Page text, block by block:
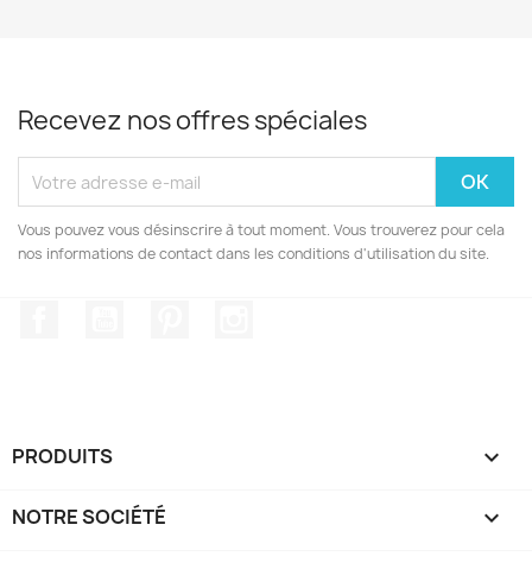
Recevez nos offres spéciales
Vous pouvez vous désinscrire à tout moment. Vous trouverez pour cela
nos informations de contact dans les conditions d'utilisation du site.
PRODUITS 
NOTRE SOCIÉTÉ 